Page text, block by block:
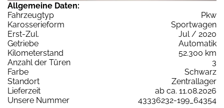
Allgemeine Daten:
Fahrzeugtyp
Pkw
Karosserieform
Sportwagen
Erst-Zul.
Jul / 2020
Getriebe
Automatik
Kilometerstand
52.300 km
Anzahl der Türen
3
Farbe
Schwarz
Standort
Zentrallager
Lieferzeit
ab ca. 11.08.2026
Unsere Nummer
43336232-199_64354